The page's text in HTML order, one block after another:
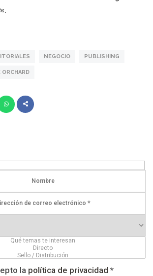
«.
NEGOCIO PUBLISHING
ORCHARD
la política de privacidad *